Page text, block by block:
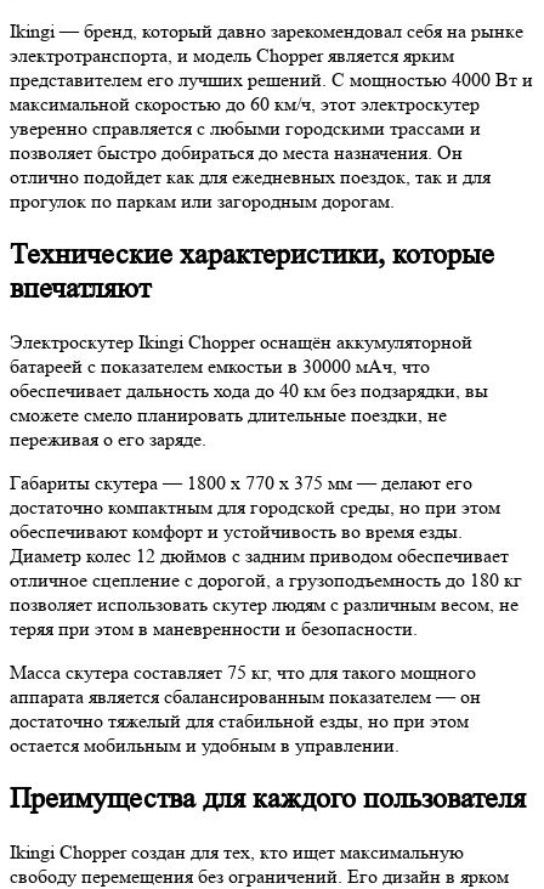
Ikingi — бренд, который давно зарекомендовал себя на рынке
электротранспорта, и модель Chopper является ярким
представителем его лучших решений. С мощностью 4000 Вт и
максимальной скоростью до 60 км/ч, этот электроскутер
уверенно справляется с любыми городскими трассами и
позволяет быстро добираться до места назначения. Он
отлично подойдет как для ежедневных поездок, так и для
прогулок по паркам или загородным дорогам.
Технические характеристики, которые
впечатляют
Электроскутер Ikingi Chopper оснащён аккумуляторной
батареей с показателем емкостьи в 30000 мАч, что
обеспечивает дальность хода до 40 км без подзарядки, вы
сможете смело планировать длительные поездки, не
переживая о его заряде.
Габариты скутера — 1800 х 770 х 375 мм — делают его
достаточно компактным для городской среды, но при этом
обеспечивают комфорт и устойчивость во время езды.
Диаметр колес 12 дюймов с задним приводом обеспечивает
отличное сцепление с дорогой, а грузоподъемность до 180 кг
позволяет использовать скутер людям с различным весом, не
теряя при этом в маневренности и безопасности.
Масса скутера составляет 75 кг, что для такого мощного
аппарата является сбалансированным показателем — он
достаточно тяжелый для стабильной езды, но при этом
остается мобильным и удобным в управлении.
Преимущества для каждого пользователя
Ikingi Chopper создан для тех, кто ищет максимальную
свободу перемещения без ограничений. Его дизайн в ярком